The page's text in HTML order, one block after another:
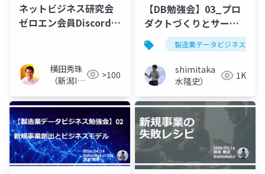
ネットビジネス研究会
ゼロエン会員Discord投
横田秀珠
（新潟IT
タント）
>100
【DB勉強会】03_プロ
ダクトづくりとサービ
ス設計（ビジネスモデ
ルと価値設計も）
製造業データビジネス勉強
shimitaka（清
水隆史）
1K